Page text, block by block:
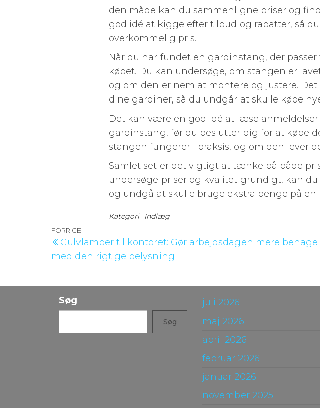
den måde kan du sammenligne priser og
god idé at kigge efter tilbud og rabatter, så
overkommelig pris.
Når du har fundet en gardinstang, der
købet. Du kan undersøge, om stangen er
og om den er nem at montere og justere.
dine gardiner, så du undgår at skulle købe
Det kan være en god idé at læse
gardinstang, før du beslutter dig for at købe
stangen fungerer i praksis, og om den lever
Samlet set er det vigtigt at tænke på både
undersøge priser og kvalitet grundigt, kan
og undgå at skulle bruge ekstra penge på
Kategori Indlæg
Indlægsnavigation
Forrige
indlæg
FORRIGE
Gulvlamper til kontoret: Gør arbejdsdagen mere
med den rigtige belysning
Søg
Søg
juli 2026
maj 2026
april 2026
februar 2026
januar 2026
november 2025